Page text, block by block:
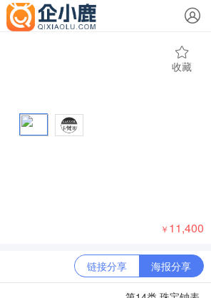
收藏
￥ 11,400
链接分享 海报分享